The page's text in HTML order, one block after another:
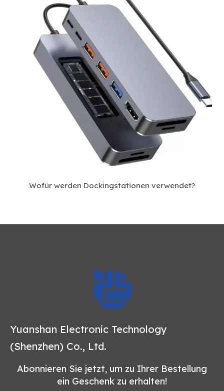
Wofür werden Dockingstationen verwendet?
Yuanshan Electronic Technology
(Shenzhen) Co., Ltd.
Abonnieren Sie jetzt, um zu Ihrer Bestellung
ein Geschenk zu erhalten!